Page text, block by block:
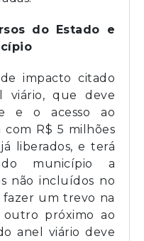
do Estado e
impacto citado
viário, que deve
e o acesso ao
R$ 5 milhões
liberados, e terá
do município a
não incluídos no
fazer um trevo na
próximo ao
anel viário deve